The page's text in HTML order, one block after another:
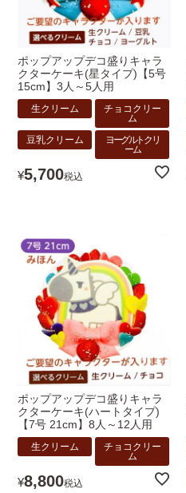
ポップアップデコ盛りキャラ
クターケーキ(星タイプ)【5号
15cm】3人～5人用
生クリーム
チョコクリー
ム
豆乳クリーム
ヨーグルトクリ
ーム
¥5,700税込
ポップアップデコ盛りキャラ
クターケーキ(ハートタイプ)
【7号 21cm】8人～12人用
生クリーム
チョコクリー
ム
¥8,800税込